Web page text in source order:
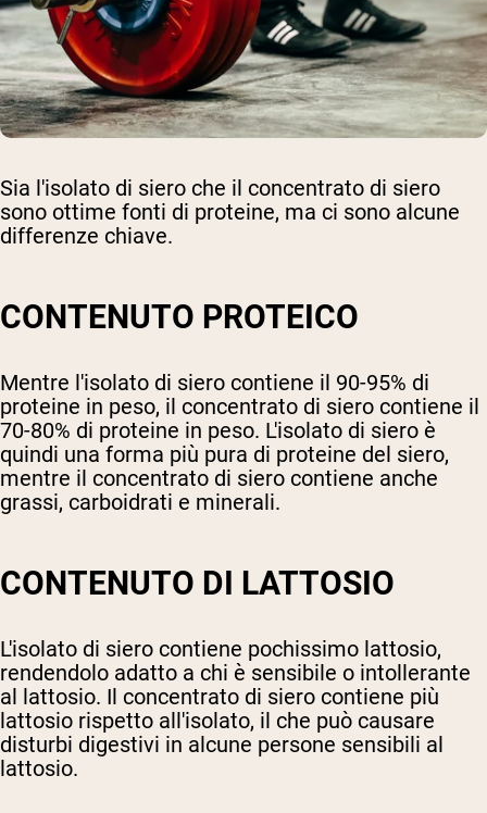
Sia l'isolato di siero che il concentrato di siero
sono ottime fonti di proteine, ma ci sono alcune
differenze chiave.
CONTENUTO PROTEICO
Mentre l'isolato di siero contiene il 90-95% di
proteine in peso, il concentrato di siero contiene il
70-80% di proteine in peso. L'isolato di siero è
quindi una forma più pura di proteine del siero,
mentre il concentrato di siero contiene anche
grassi, carboidrati e minerali.
CONTENUTO DI LATTOSIO
L'isolato di siero contiene pochissimo lattosio,
rendendolo adatto a chi è sensibile o intollerante
al lattosio. Il concentrato di siero contiene più
lattosio rispetto all'isolato, il che può causare
disturbi digestivi in alcune persone sensibili al
lattosio.